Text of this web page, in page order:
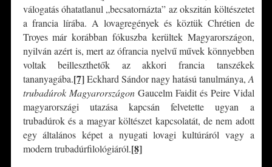
válogatás óhatatlanul „becsatornázta” az okszitán költészetet
a francia lírába. A lovagregények és köztük Chrétien de
Troyes már korábban fókuszba kerültek Magyarországon,
nyilván azért is, mert az ófrancia nyelvű művek könnyebben
voltak beilleszthetők az akkori francia tanszékek
tananyagába.[7]Eckhard Sándor nagy hatású tanulmánya, A
trubadúrok MagyarországonGaucelm Faidit és Peire Vidal
magyarországi utazása kapcsán felvetette ugyan a
trubadúrok és a magyar költészet kapcsolatát, de nem adott
egy általános képet a nyugati lovagi kultúráról vagy a
modern trubadúrfilológiáról.[8]